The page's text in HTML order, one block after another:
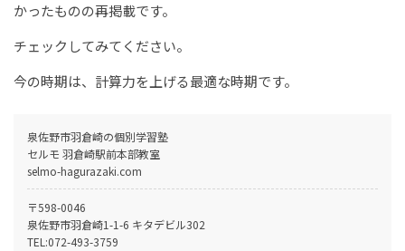
かったものの再掲載です。
チェックしてみてください。
今の時期は、計算力を上げる最適な時期です。
泉佐野市羽倉崎の個別学習塾
セルモ 羽倉崎駅前本部教室
selmo-hagurazaki.com
〒598-0046
泉佐野市羽倉崎1-1-6 キタデビル302
TEL:072-493-3759